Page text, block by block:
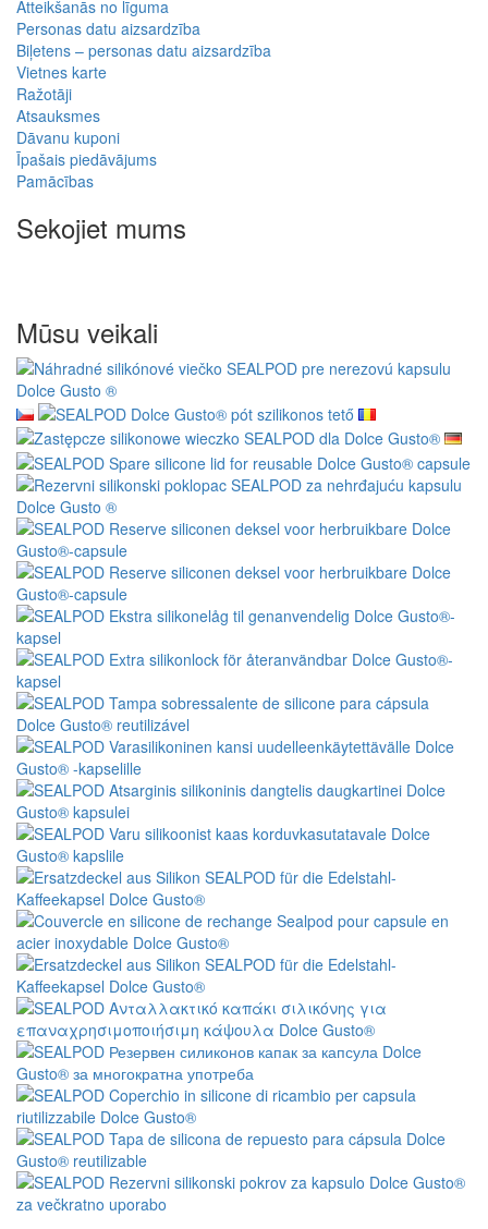
Atteikšanās no līguma
Personas datu aizsardzība
Biļetens – personas datu aizsardzība
Vietnes karte
Ražotāji
Atsauksmes
Dāvanu kuponi
Īpašais piedāvājums
Pamācības
Sekojiet mums
Mūsu veikali